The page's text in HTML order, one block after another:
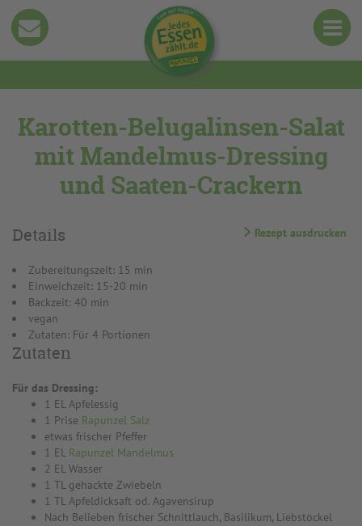
Karotten-Belugalinsen-Salat
mit Mandelmus-Dressing
und Saaten-Crackern
Rezept ausdrucken
Details
Zubereitungszeit: 15 min
Einweichzeit: 15-20 min
Backzeit: 40 min
vegan
Zutaten: Für 4 Portionen
Zutaten
Für das Dressing:
1 EL Apfelessig
1 Prise Rapunzel Salz
etwas frischer Pfeffer
1 EL Rapunzel Mandelmus
2 EL Wasser
1 TL gehackte Zwiebeln
1 TL Apfeldicksaft od. Agavensirup
Nach Belieben frischer Schnittlauch, Basilikum, Liebstöckel